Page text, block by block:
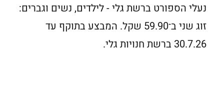
נעלי הספורט ברשת גלי - לילדים, נשים וגברים:
זוג שני ב־59.90 שקל. המבצע בתוקף עד
30.7.26 ברשת חנויות גלי.